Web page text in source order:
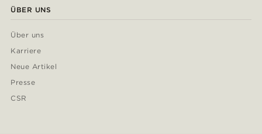
ÜBER UNS
Über uns
Karriere
Neue Artikel
Presse
CSR